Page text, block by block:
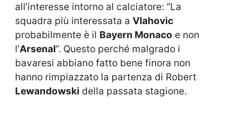
all’interesse intorno al calciatore: “La
squadra più interessata a Vlahovic
probabilmente è il Bayern Monaco e non
l’Arsenal”. Questo perché malgrado i
bavaresi abbiano fatto bene finora non
hanno rimpiazzato la partenza di Robert
Lewandowski della passata stagione.